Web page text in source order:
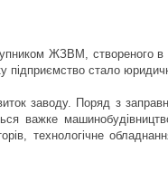
ЖЗВМ, створеного в
підприємство стало
заводу. Поряд з
важке
технологічне